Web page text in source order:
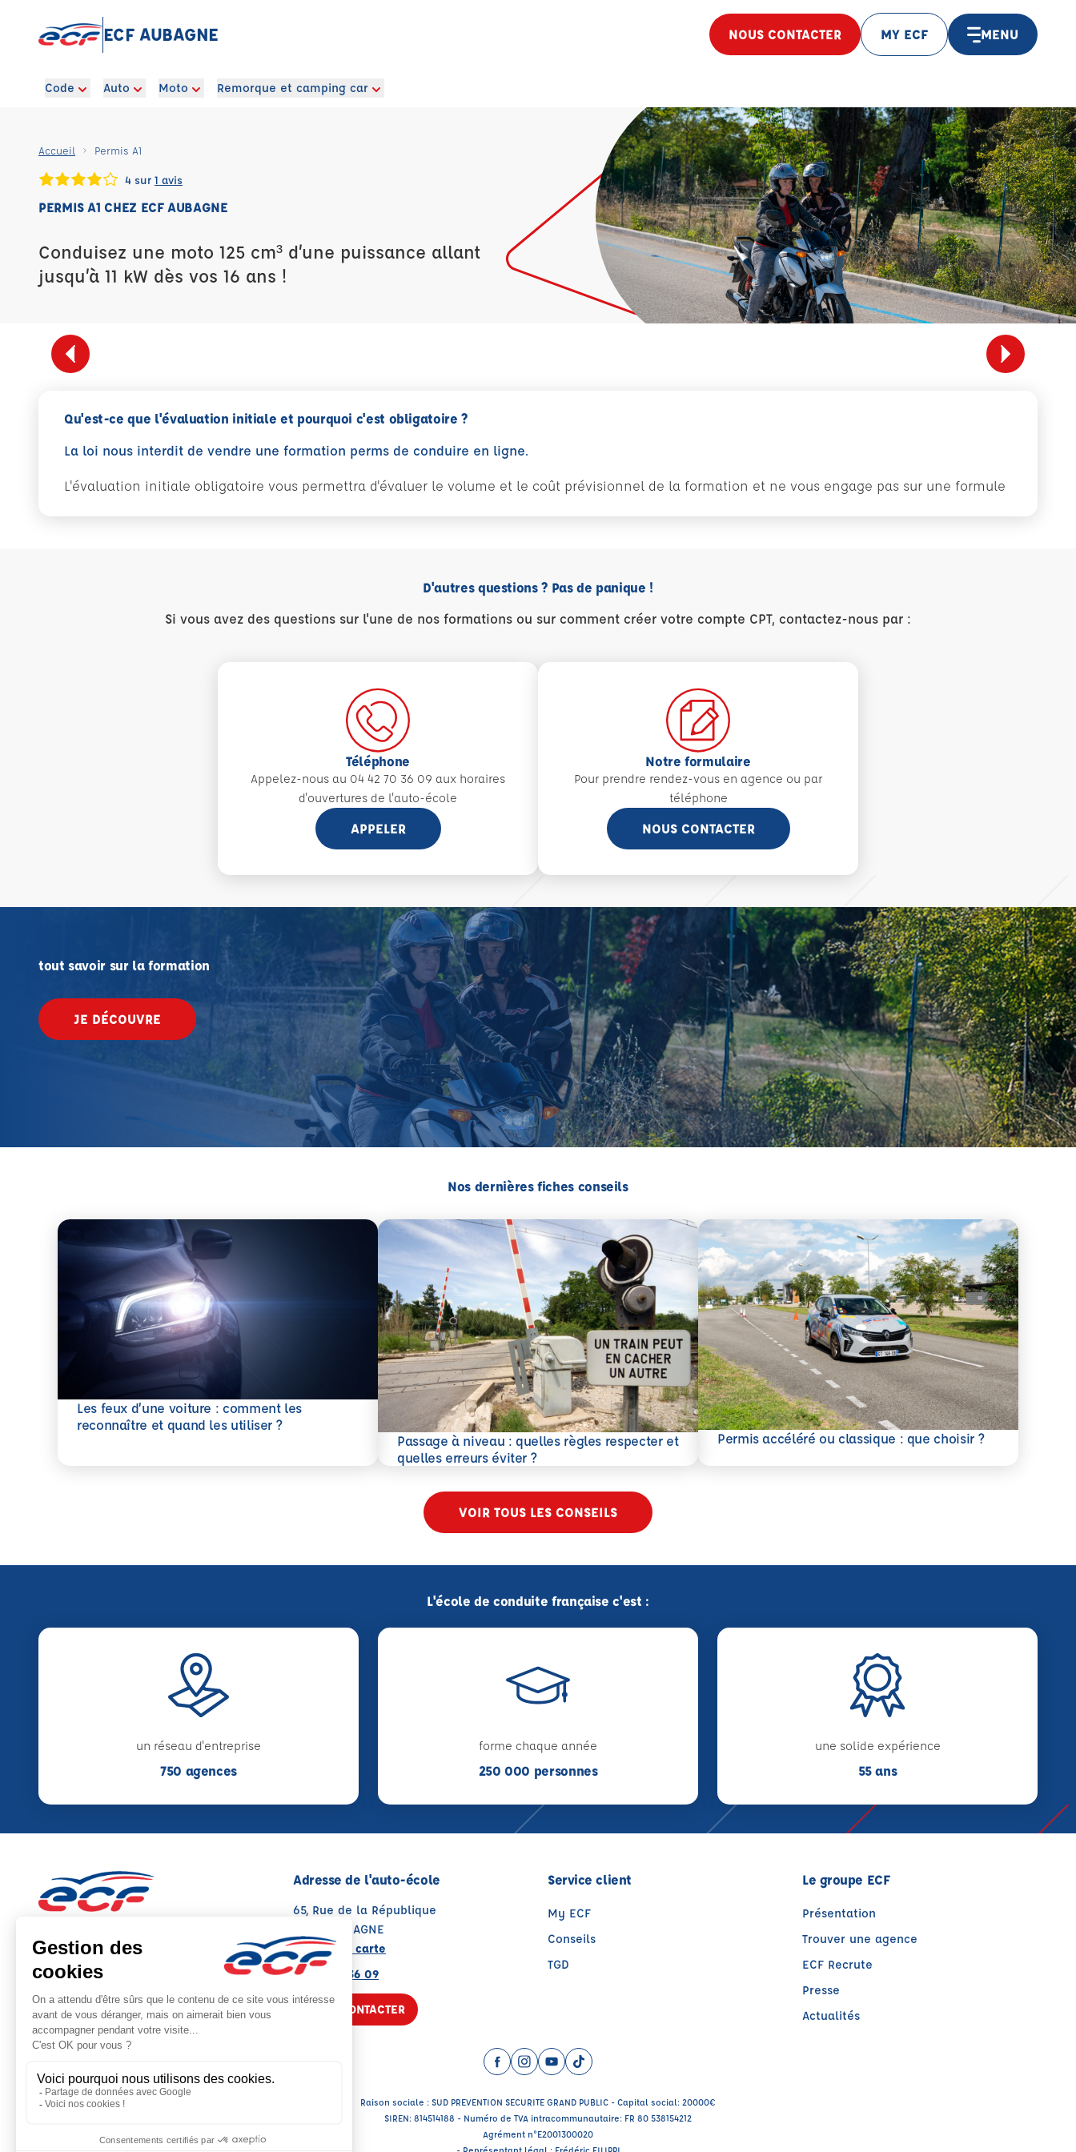
ECF AUBAGNE NOUS CONTACTER MY ECF MENU
Code Auto Moto Remorque et camping car
Accueil Permis A1
4 sur 1 avis
PERMIS A1 CHEZ ECF AUBAGNE
Conduisez une moto 125 cm³ d’une puissance allant
jusqu’à 11 kW dès vos 16 ans !
Qu'est-ce que l'évaluation initiale et pourquoi c'est obligatoire ?
La loi nous interdit de vendre une formation perms de conduire en ligne.
L'évaluation initiale obligatoire vous permettra d'évaluer le volume et le coût prévisionnel de la formation et ne vous engage pas sur une formule
D'autres questions ? Pas de panique !
Si vous avez des questions sur l'une de nos formations ou sur comment créer votre compte CPT, contactez-nous par :
Téléphone
Appelez-nous au 04 42 70 36 09 aux horaires
d'ouvertures de l'auto-école
APPELER
Notre formulaire
Pour prendre rendez-vous en agence ou par
téléphone
NOUS CONTACTER
tout savoir sur la formation
JE DÉCOUVRE
Nos dernières fiches conseils
Les feux d’une voiture : comment les
reconnaître et quand les utiliser ?
En savoir plus
Passage à niveau : quelles règles respecter et
quelles erreurs éviter ?
En savoir plus
Permis accéléré ou classique : que choisir ?
En savoir plus
VOIR TOUS LES CONSEILS
L'école de conduite française c'est :
un réseau d'entreprise
750 agences
forme chaque année
250 000 personnes
une solide expérience
55 ans
Note : 4.6/5
Moyenne calculée sur 65 avis
Adresse de l'auto-école
65, Rue de la République
13400 AUBAGNE
Voir sur la carte
04 42 70 36 09
NOUS CONTACTER
Service client
My ECF
Conseils
TGD
Le groupe ECF
Présentation
Trouver une agence
ECF Recrute
Presse
Actualités
Facebook (nouvelle fenêtre)
Instagram (nouvelle fenêtre)
YouTube (nouvelle fenêtre)
TikTok (nouvelle fenêtre)
Raison sociale : SUD PREVENTION SECURITE GRAND PUBLIC - Capital social: 20000€
SIREN: 814514188 - Numéro de TVA intracommunautaire: FR 80 538154212
Agrément n°E2001300020